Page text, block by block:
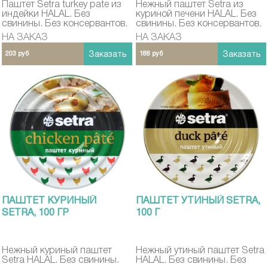
Паштет Setra turkey pate из
индейки HALAL. Без
свинины. Без консервантов.
Не содержит ГМО
НА ЗАКАЗ
203 руб Заказать
Нежный паштет Setra из
куриной печени HALAL. Без
свинины. Без консервантов.
Не содержит ГМО
НА ЗАКАЗ
188 руб Заказать
ПАШТЕТ КУРИНЫЙ
SETRA, 100 ГР
Нежный куриный паштет
Setra HALAL. Без свинины.
ПАШТЕТ УТИНЫЙ SETRA,
100 Г
Нежный утиный паштет Setra
HALAL. Без свинины. Без